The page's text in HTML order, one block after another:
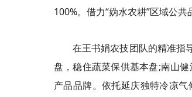
100%。借力“妫水农耕”区域公
在王书娟农技团队的精准指
盘，稳住蔬菜保供基本盘;南山
产品品牌。依托延庆独特冷凉